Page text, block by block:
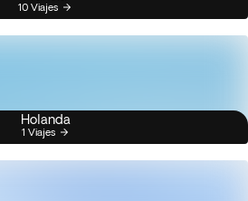
10 Viajes
Holanda
1 Viajes